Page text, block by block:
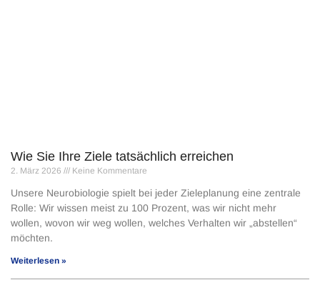
Wie Sie Ihre Ziele tatsächlich erreichen
2. März 2026 Keine Kommentare
Unsere Neurobiologie spielt bei jeder Zieleplanung eine zentrale
Rolle: Wir wissen meist zu 100 Prozent, was wir nicht mehr
wollen, wovon wir weg wollen, welches Verhalten wir „abstellen“
möchten.
Weiterlesen »